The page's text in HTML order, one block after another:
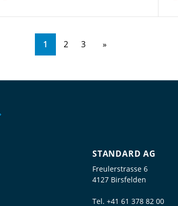
1 2 3
STANDARD AG
Freulerstrasse 6
4127 Birsfelden
Tel. +41 61 378 82 00